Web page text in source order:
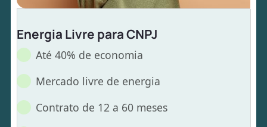
Energia Livre para CNPJ
Até 40% de economia
Mercado livre de energia
Contrato de 12 a 60 meses